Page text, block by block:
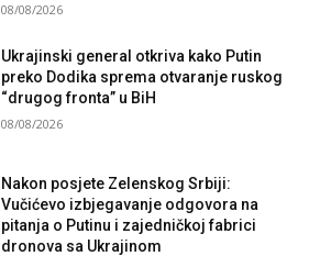
08/08/2026
Ukrajinski general otkriva kako Putin
preko Dodika sprema otvaranje ruskog
“drugog fronta” u BiH
08/08/2026
Nakon posjete Zelenskog Srbiji:
Vučićevo izbjegavanje odgovora na
pitanja o Putinu i zajedničkoj fabrici
dronova sa Ukrajinom